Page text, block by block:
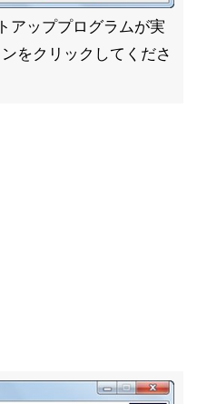
ッププログラムが実
をクリックしてくださ